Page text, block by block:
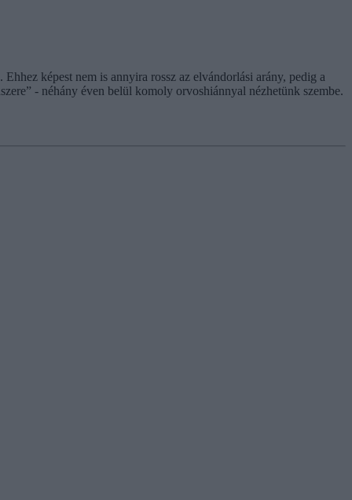
képest nem is annyira rossz az elvándorlási arány, pedig a
- néhány éven belül komoly orvoshiánnyal nézhetünk szembe.